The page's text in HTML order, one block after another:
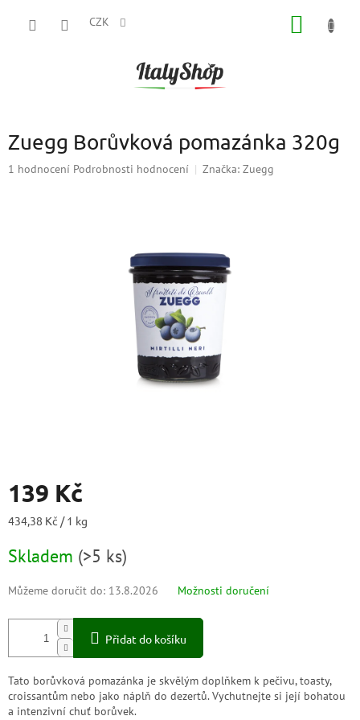
CZK
Zuegg Borůvková pomazánka 320g
Průměrné
1 hodnocení Podrobnosti hodnocení Značka: Zuegg
139 Kč
Měrná
434,38 Kč / 1 kg
Skladem (>5 ks)
Můžeme doručit do: 13.8.2026 Možnosti doručení
Přidat do košíku
Tato borůvková pomazánka je skvělým doplňkem k pečivu, toasty,
croissantům nebo jako náplň do dezertů. Vychutnejte si její bohatou
a intenzivní chuť borůvek.